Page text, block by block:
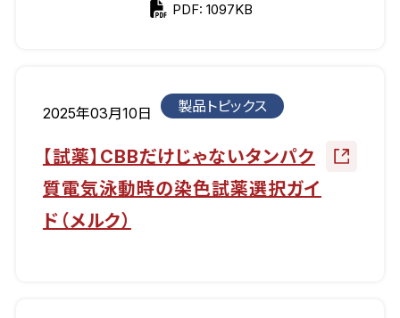
PDF: 1097KB
2025年03月10日 製品トピックス
【試薬】CBBだけじゃないタンパク
質電気泳動時の染色試薬選択ガイ
ド（メルク）